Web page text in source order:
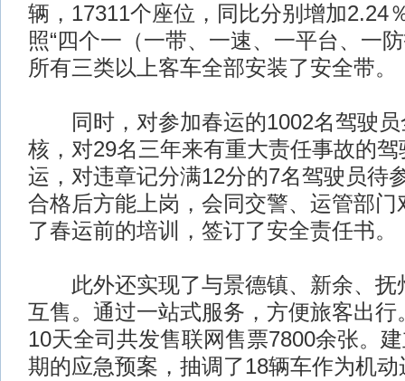
辆，17311个座位，同比分别增加2.24
照“四个一（一带、一速、一平台、一
所有三类以上客车全部安装了安全带。
同时，对参加春运的1002名驾驶员
核，对29名三年来有重大责任事故的
运，对违章记分满12分的7名驾驶员待
合格后方能上岗，会同交警、运管部门
了春运前的培训，签订了安全责任书。
此外还实现了与景德镇、新余、抚
互售。通过一站式服务，方便旅客出行
10天全司共发售联网售票7800余张。
期的应急预案，抽调了18辆车作为机